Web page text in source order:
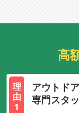
高
理
由
1
アウトド
専門スタ